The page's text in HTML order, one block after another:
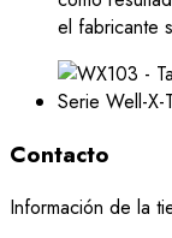
el fabricante
Contacto
Información de la